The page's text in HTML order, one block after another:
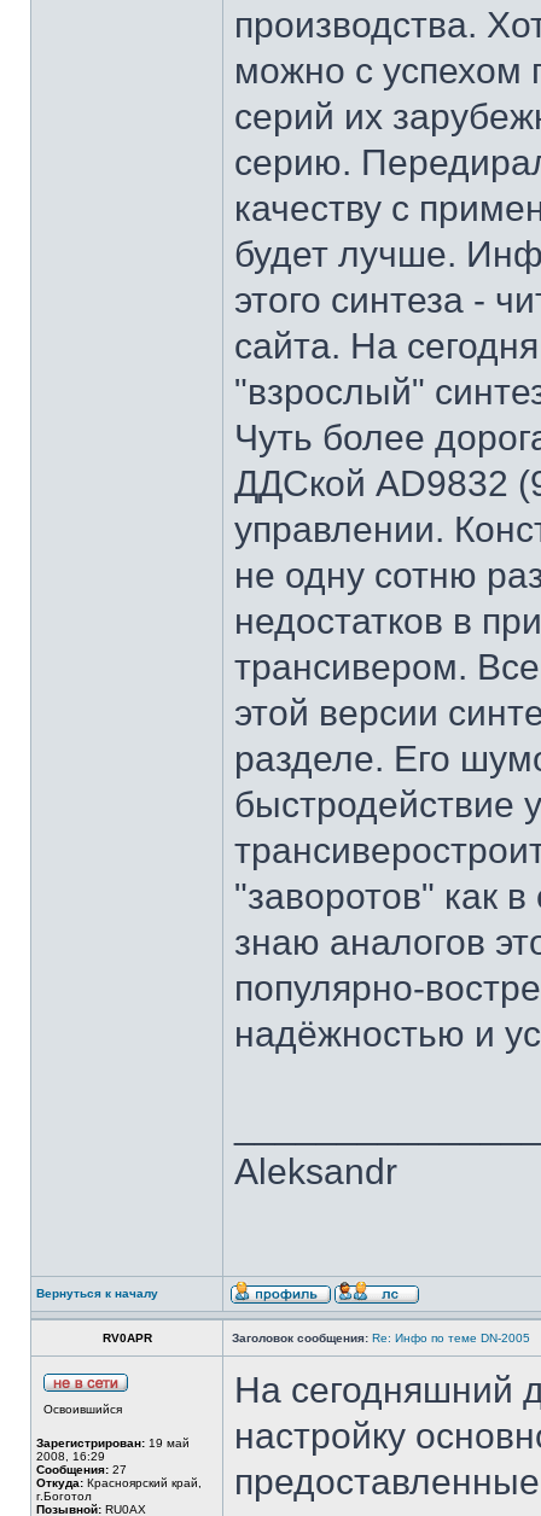
производства.
можно с успехом
серий их
серию.
качеству с
будет лучше.
этого синтеза -
сайта. На
"взрослый"
Чуть более
ДДСкой AD9832
управлении.
не одну сотню
недостатков в
трансивером.
этой версии
разделе. Его
быстродействие
"заворотов" как
знаю аналогов
популярно-
надёжностью и
Aleksandr
Вернуться к началу
RV0APR Заголовок сообщения: Re: Инфо по теме DN-2005
Освоившийся
Зарегистрирован: 19 май
2008, 16:29
Сообщения: 27
Откуда: Красноярский край,
г.Боготол
Позывной: RU0AX
На сегодняшний
настройку